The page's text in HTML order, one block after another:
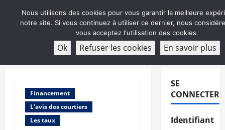
ABONNEMENT
Financement
L'avis des courtiers
Les taux
SE
CONNECTER
Identifiant
Nous utilisons des cookies pour vous garantir la meilleure
notre site. Si vous continuez à utiliser ce dernier, nous
vous acceptez l'utilisation des cookies.
Ok Refuser les cookies En savoir plus